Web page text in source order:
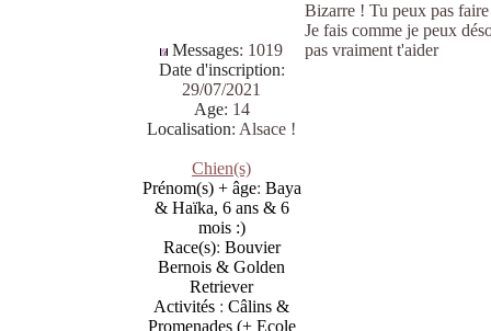
Messages: 1019
Date d'inscription:
29/07/2021
Age: 14
Localisation: Alsace !
Chien(s)
Prénom(s) + âge: Baya
& Haïka, 6 ans & 6
mois :)
Race(s): Bouvier
Bernois & Golden
Retriever
Activités : Câlins &
Promenades (+ Ecole
Bizarre ! Tu peux pas
Je fais comme je peux
pas vraiment t'aider